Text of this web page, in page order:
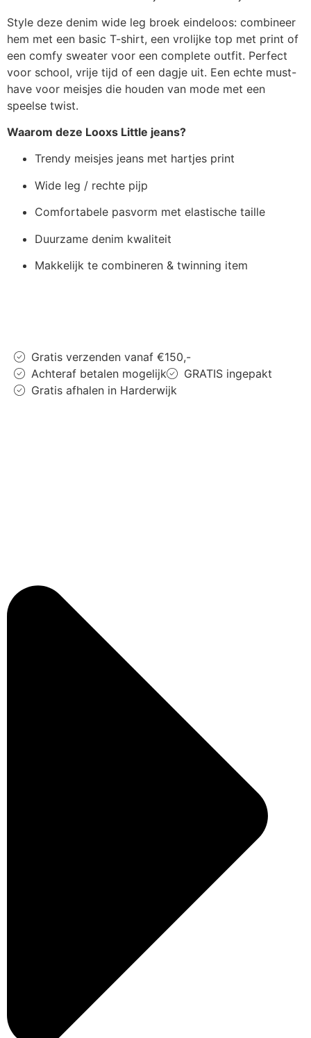
Style deze denim wide leg broek eindeloos: combineer
hem met een basic T-shirt, een vrolijke top met print of
een comfy sweater voor een complete outfit. Perfect
voor school, vrije tijd of een dagje uit. Een echte must-
have voor meisjes die houden van mode met een
speelse twist.
Waarom deze Looxs Little jeans?
Trendy meisjes jeans met hartjes print
Wide leg / rechte pijp
Comfortabele pasvorm met elastische taille
Duurzame denim kwaliteit
Makkelijk te combineren & twinning item
Gratis verzenden vanaf €150,-
Achteraf betalen mogelijk
GRATIS ingepakt
Gratis afhalen in Harderwijk